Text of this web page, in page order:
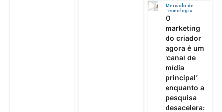
Mercado de
Tecnologia
O
marketing
do criador
agora é um
‘canal de
mídia
principal’
enquanto a
pesquisa
desacelera: